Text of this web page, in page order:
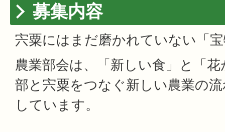
募集内容
宍粟にはまだ磨かれていない「
農業部会は、「新しい食」と「
部と宍粟をつなぐ新しい農業の
しています。